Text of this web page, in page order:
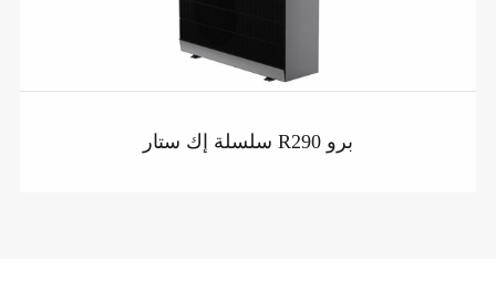
سلسلة إك ستار R290 برو